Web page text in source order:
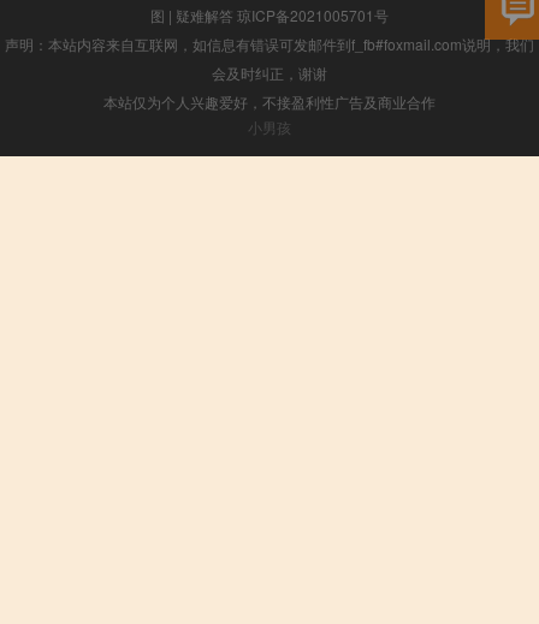
图 | 疑难解答 琼ICP备2021005701号
声明：本站内容来自互联网，如信息有错误可发邮件到f_fb#foxmail.com说明，我们
会及时纠正，谢谢
本站仅为个人兴趣爱好，不接盈利性广告及商业合作
小男孩